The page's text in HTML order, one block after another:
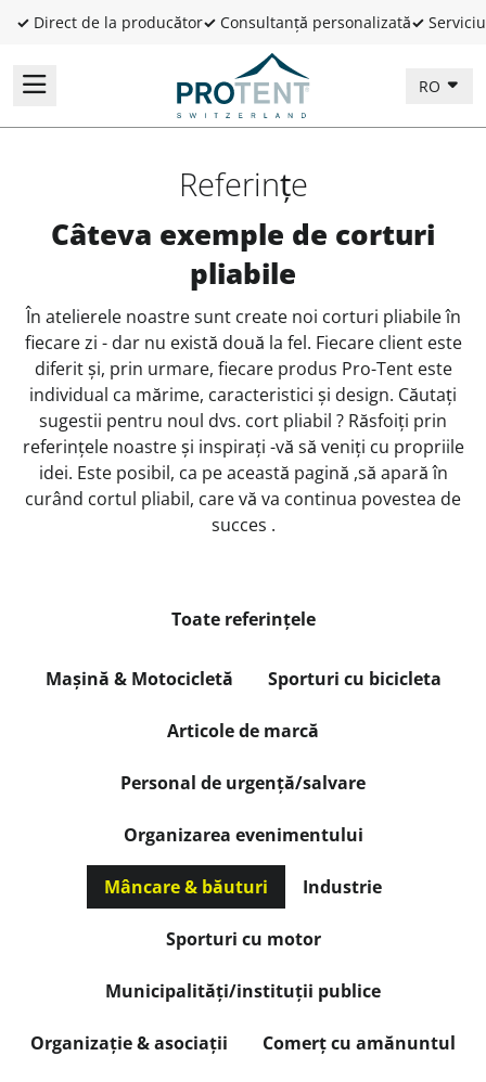
✓ Direct de la producător✓ Consultanță personalizată✓
RO
Referințe
Câteva exemple de corturi
pliabile
În atelierele noastre sunt create noi corturi pliabile în
fiecare zi - dar nu există două la fel. Fiecare client este
diferit și, prin urmare, fiecare produs Pro-Tent este
individual ca mărime, caracteristici și design. Căutați
sugestii pentru noul dvs. cort pliabil ? Răsfoiți prin
referințele noastre și inspirați -vă să veniți cu propriile
idei. Este posibil, ca pe această pagină ,să apară în
curând cortul pliabil, care vă va continua povestea de
succes .
Toate referințele
Mașină & Motocicletă Sporturi cu bicicleta
Articole de marcă
Personal de urgență/salvare
Organizarea evenimentului
Mâncare & băuturi Industrie
Sporturi cu motor
Municipalități/instituții publice
Organizație & asociații Comerț cu amănuntul